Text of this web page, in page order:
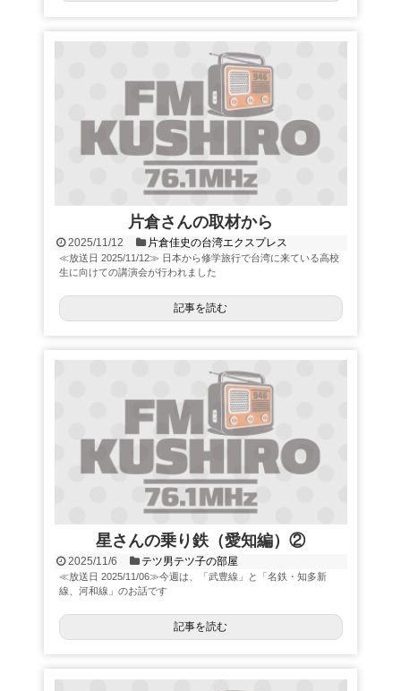
片倉さんの取材から
2025/11/12 片倉佳史の台湾エクスプレス
≪放送日 2025/11/12≫ 日本から修学旅行で台湾に来ている高校
生に向けての講演会が行われました
記事を読む
星さんの乗り鉄（愛知編）②
2025/11/6 テツ男テツ子の部屋
≪放送日 2025/11/06≫今週は、「武豊線」と「名鉄・知多新
線、河和線」のお話です
記事を読む